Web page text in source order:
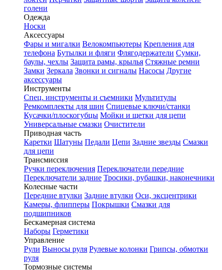
голени
Одежда
Носки
Аксессуары
Фары и мигалки Велокомпьютеры Крепления для
телефона Бутылки и фляги Флягодержатели Сумки,
баулы, чехлы Защита рамы, крылья Стяжные ремни
Замки Зеркала Звонки и сигналы Насосы Другие
аксессуары
Инструменты
Спец. инструменты и съемники Мультитулы
Ремкомплекты для шин Спицевые ключи/станки
Кусачки/плоскогубцы Мойки и щетки для цепи
Универсальные смазки Очистители
Приводная часть
Каретки Шатуны Педали Цепи Задние звезды Смазки
для цепи
Трансмиссия
Ручки переключения Переключатели передние
Переключатели задние Тросики, рубашки, наконечники
Колесные части
Передние втулки Задние втулки Оси, эксцентрики
Камеры, флипперы Покрышки Смазки для
подшипников
Бескамерная система
Наборы Герметики
Управление
Рули Выносы руля Рулевые колонки Грипсы, обмотки
руля
Тормозные системы